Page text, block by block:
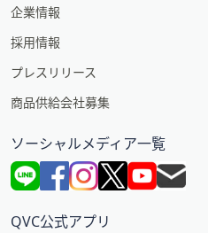
企業情報
採用情報
プレスリリース
商品供給会社募集
ソーシャルメディア一覧
QVC公式アプリ